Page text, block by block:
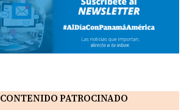
CONTENIDO PATROCINADO